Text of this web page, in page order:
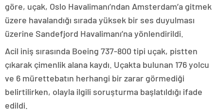
göre, uçak, Oslo Havalimanı’ndan Amsterdam’a gitmek
üzere havalandığı sırada yüksek bir ses duyulması
üzerine Sandefjord Havalimanı’na yönlendirildi.
Acil iniş sırasında Boeing 737-800 tipi uçak, pistten
çıkarak çimenlik alana kaydı. Uçakta bulunan 176 yolcu
ve 6 mürettebatın herhangi bir zarar görmediği
belirtilirken, olayla ilgili soruşturma başlatıldığı ifade
edildi.